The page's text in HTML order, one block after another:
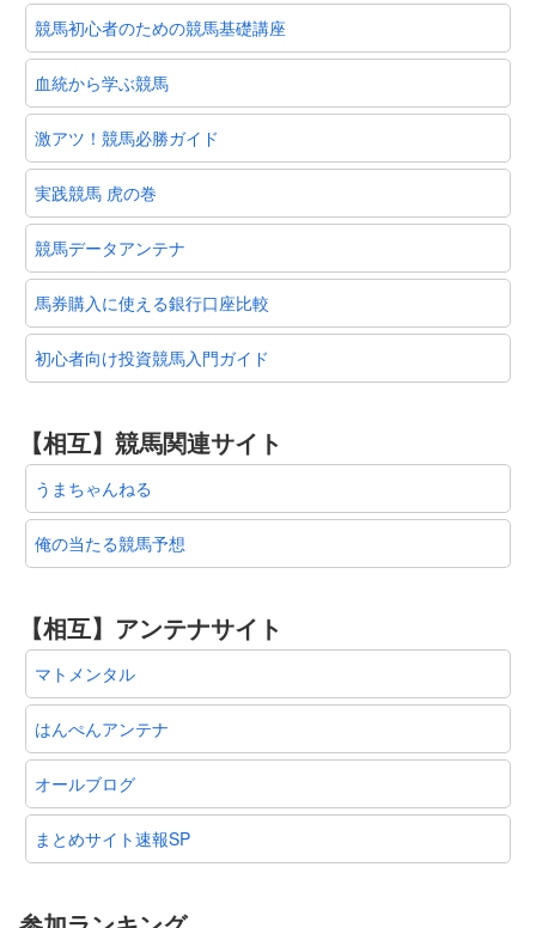
競馬初心者のための競馬基礎講座
血統から学ぶ競馬
激アツ！競馬必勝ガイド
実践競馬 虎の巻
競馬データアンテナ
馬券購入に使える銀行口座比較
初心者向け投資競馬入門ガイド
【相互】競馬関連サイト
うまちゃんねる
俺の当たる競馬予想
【相互】アンテナサイト
マトメンタル
はんぺんアンテナ
オールブログ
まとめサイト速報SP